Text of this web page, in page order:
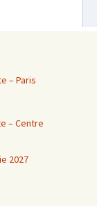
– Paris
– Centre
2027